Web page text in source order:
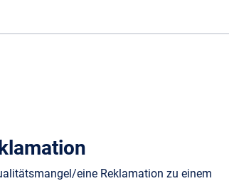
eine Reklamation zu einem